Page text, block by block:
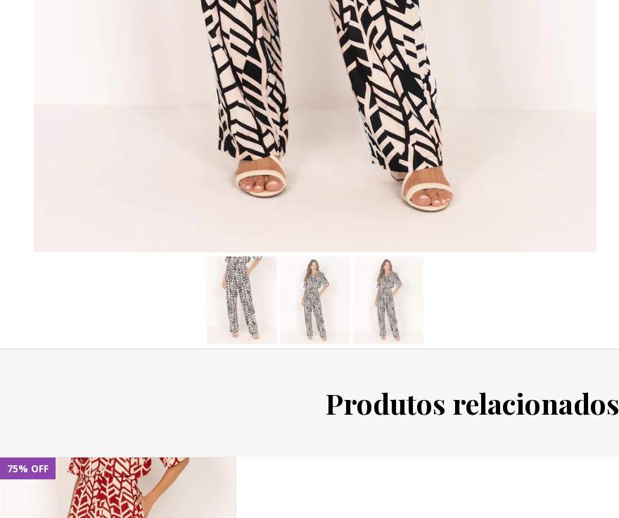
Produtos relacionados
75% OFF